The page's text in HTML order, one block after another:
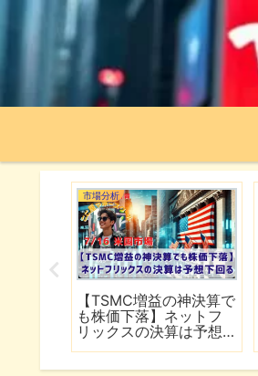
市場分析
【TSMC増益の神決算で
も株価下落】ネットフ
リックスの決算は予想